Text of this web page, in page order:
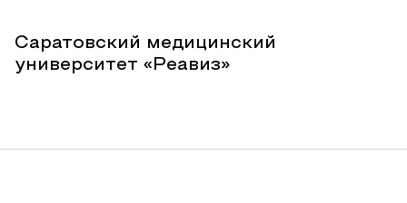
Саратовский медицинский
университет «Реавиз»